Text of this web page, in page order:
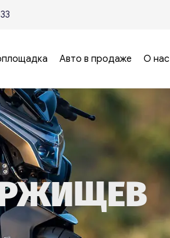
Авто в продаже О нас
РЖИЩЕВ